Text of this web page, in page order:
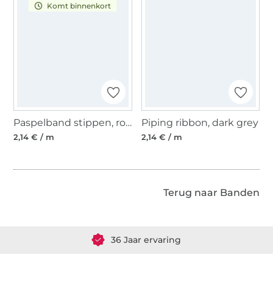
Komt binnenkort
Paspelband stippen, rood / wit
2,14 € / m
Piping ribbon, dark grey
2,14 € / m
Terug naar Banden